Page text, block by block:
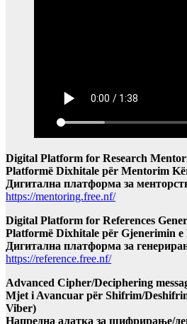
Digital Platform for Research
Platformë Dixhitale për Mentorim
Дигитална платформа за
https://mentoring.free.nf/
Digital Platform for References
Platformë Dixhitale për Gjenerimin e
Дигитална платформа за
https://reference.free.nf/
Advanced Cipher/Deciphering
Mjet i Avancuar për Shifrim/
Viber)
Напредна алатка за шифрирање/